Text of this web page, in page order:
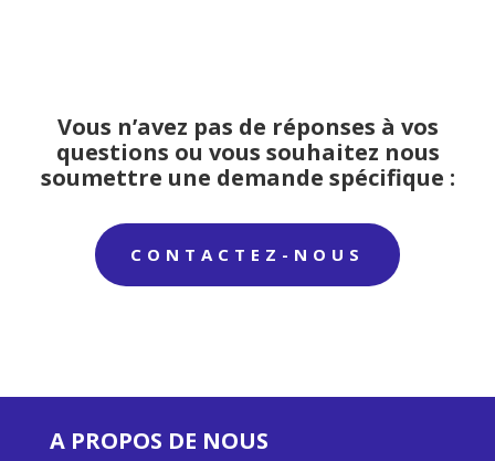
Vous n’avez pas de réponses à vos
questions ou vous souhaitez nous
soumettre une demande spécifique :
CONTACTEZ-NOUS
A PROPOS DE NOUS